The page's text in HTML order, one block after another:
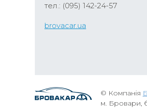
тел.: (095) 142-24-57
brovacar.ua
© Компанія
м. Бровари,